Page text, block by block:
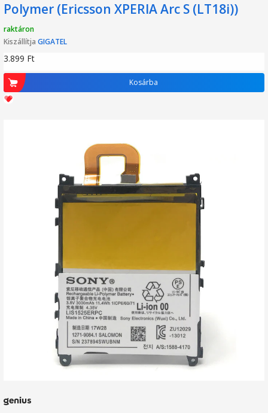
Polymer (Ericsson XPERIA Arc S (LT18i))
raktáron
Kiszállítja GIGATEL
3.899 Ft
Kosárba